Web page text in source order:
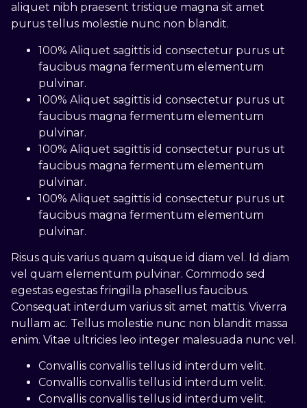
aliquet nibh praesent tristique magna sit amet
purus tellus molestie nunc non blandit.
100% Aliquet sagittis id consectetur purus ut
faucibus magna fermentum elementum
pulvinar.
100% Aliquet sagittis id consectetur purus ut
faucibus magna fermentum elementum
pulvinar.
100% Aliquet sagittis id consectetur purus ut
faucibus magna fermentum elementum
pulvinar.
100% Aliquet sagittis id consectetur purus ut
faucibus magna fermentum elementum
pulvinar.
Risus quis varius quam quisque id diam vel. Id diam
vel quam elementum pulvinar. Commodo sed
egestas egestas fringilla phasellus faucibus.
Consequat interdum varius sit amet mattis. Viverra
nullam ac. Tellus molestie nunc non blandit massa
enim. Vitae ultricies leo integer malesuada nunc vel.
Convallis convallis tellus id interdum velit.
Convallis convallis tellus id interdum velit.
Convallis convallis tellus id interdum velit.